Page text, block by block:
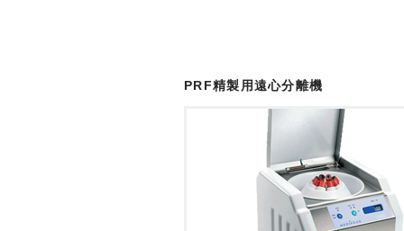
PRF精製用遠心分離機